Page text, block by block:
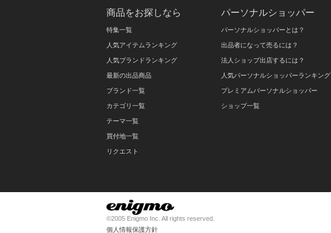
商品をお探しなら
特集一覧
人気アイテムランキング
人気ブランドランキング
最新の出品商品
ブランド一覧
カテゴリ一覧
テーマ一覧
買付地一覧
リクエスト
パーソナルショッパー
パーソナルショッパーとは？
出品者になって売るには？
法人ショップ出店するには？
人気パーソナルショッパーランキング
プレミアムパーソナルショッパー
ショップ一覧
©2005 Enigmo Inc. All rights reserved.
個人情報保護方針